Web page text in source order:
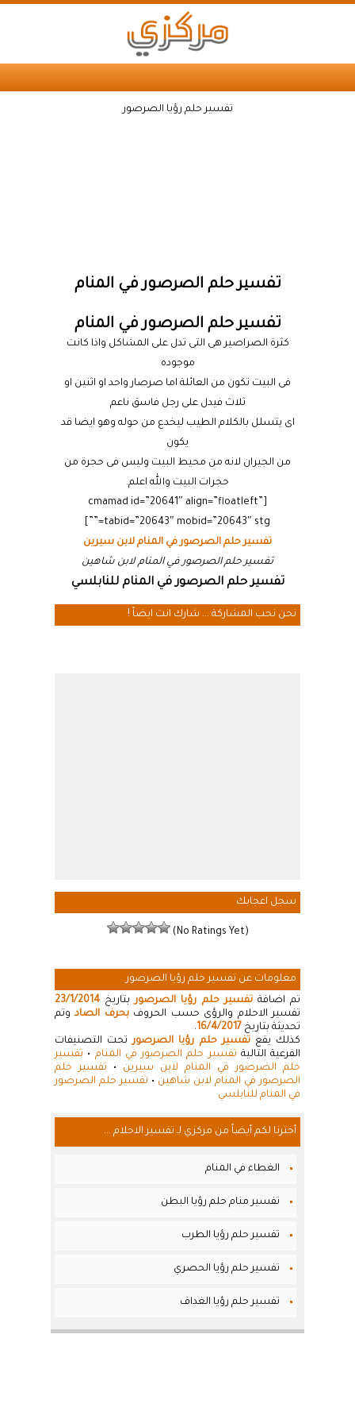
تفسير حلم رؤيا الصرصور
تفسير حلم الصرصور في المنام
تفسير حلم الصرصور في المنام
كثرة الصراصير هى التى تدل على المشاكل واذا كانت
موجوده
فى البيت تكون من العائلة اما صرصار واحد او اثنين او
ثلاث فيدل على رجل فاسق ناعم
اى يتسلل بالكلام الطيب ليخدع من حوله وهو ايضا قد
يكون
من الجيران لانه من محيط البيت وليس فى حجرة من
حجرات البيت والله اعلم.
[cmamad id=”20641″ align=”floatleft”
tabid=”20643″ mobid=”20643″ stg=””]
تفسير حلم الصرصور في المنام لابن سيرين
تفسير حلم الصرصور في المنام لابن شاهين
تفسير حلم الصرصور في المنام للنابلسي
نحن نحب المشاركة ... شارك انت ايضاً !
سجل اعجابك
(No Ratings Yet)
معلومات عن تفسير حلم رؤيا الصرصور
تم اضافةتفسير حلم رؤيا الصرصوربتاريخ23/1/2014
تفسير الاحلام والرؤى حسب الحروفبحرف الصادوتم
تحديثة بتاريخ 16/4/2017
.
كذلك يقعتفسير حلم رؤيا الصرصورتحت التصنيفات
الفرعية التالية تفسير حلم الصرصور في المنام • تفسير
حلم الصرصور في المنام لابن سيرين • تفسير حلم
الصرصور في المنام لابن شاهين • تفسير حلم الصرصور
في المنام للنابلسي
أخترنا لكم أيضاً من مركزي لـ تفسير الاحلام ...
الغطاء في المنام
تفسير منام حلم رؤيا البطن
تفسير حلم رؤيا الطرب
تفسير حلم رؤيا الحصري
تفسير حلم رؤيا الغداف